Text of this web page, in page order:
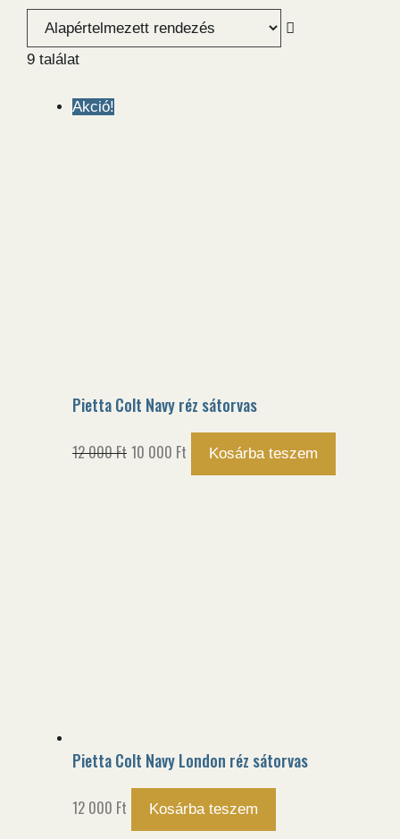
9 találat
Akció!
Pietta Colt Navy réz sátorvas
12 000Ft Original
10 000 Ft Current
Kosárba teszem
Pietta Colt Navy London réz sátorvas
12 000 Ft Kosárba teszem